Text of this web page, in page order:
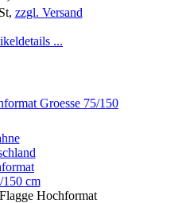
zzgl. Versand
...
150 cm
Hochformat